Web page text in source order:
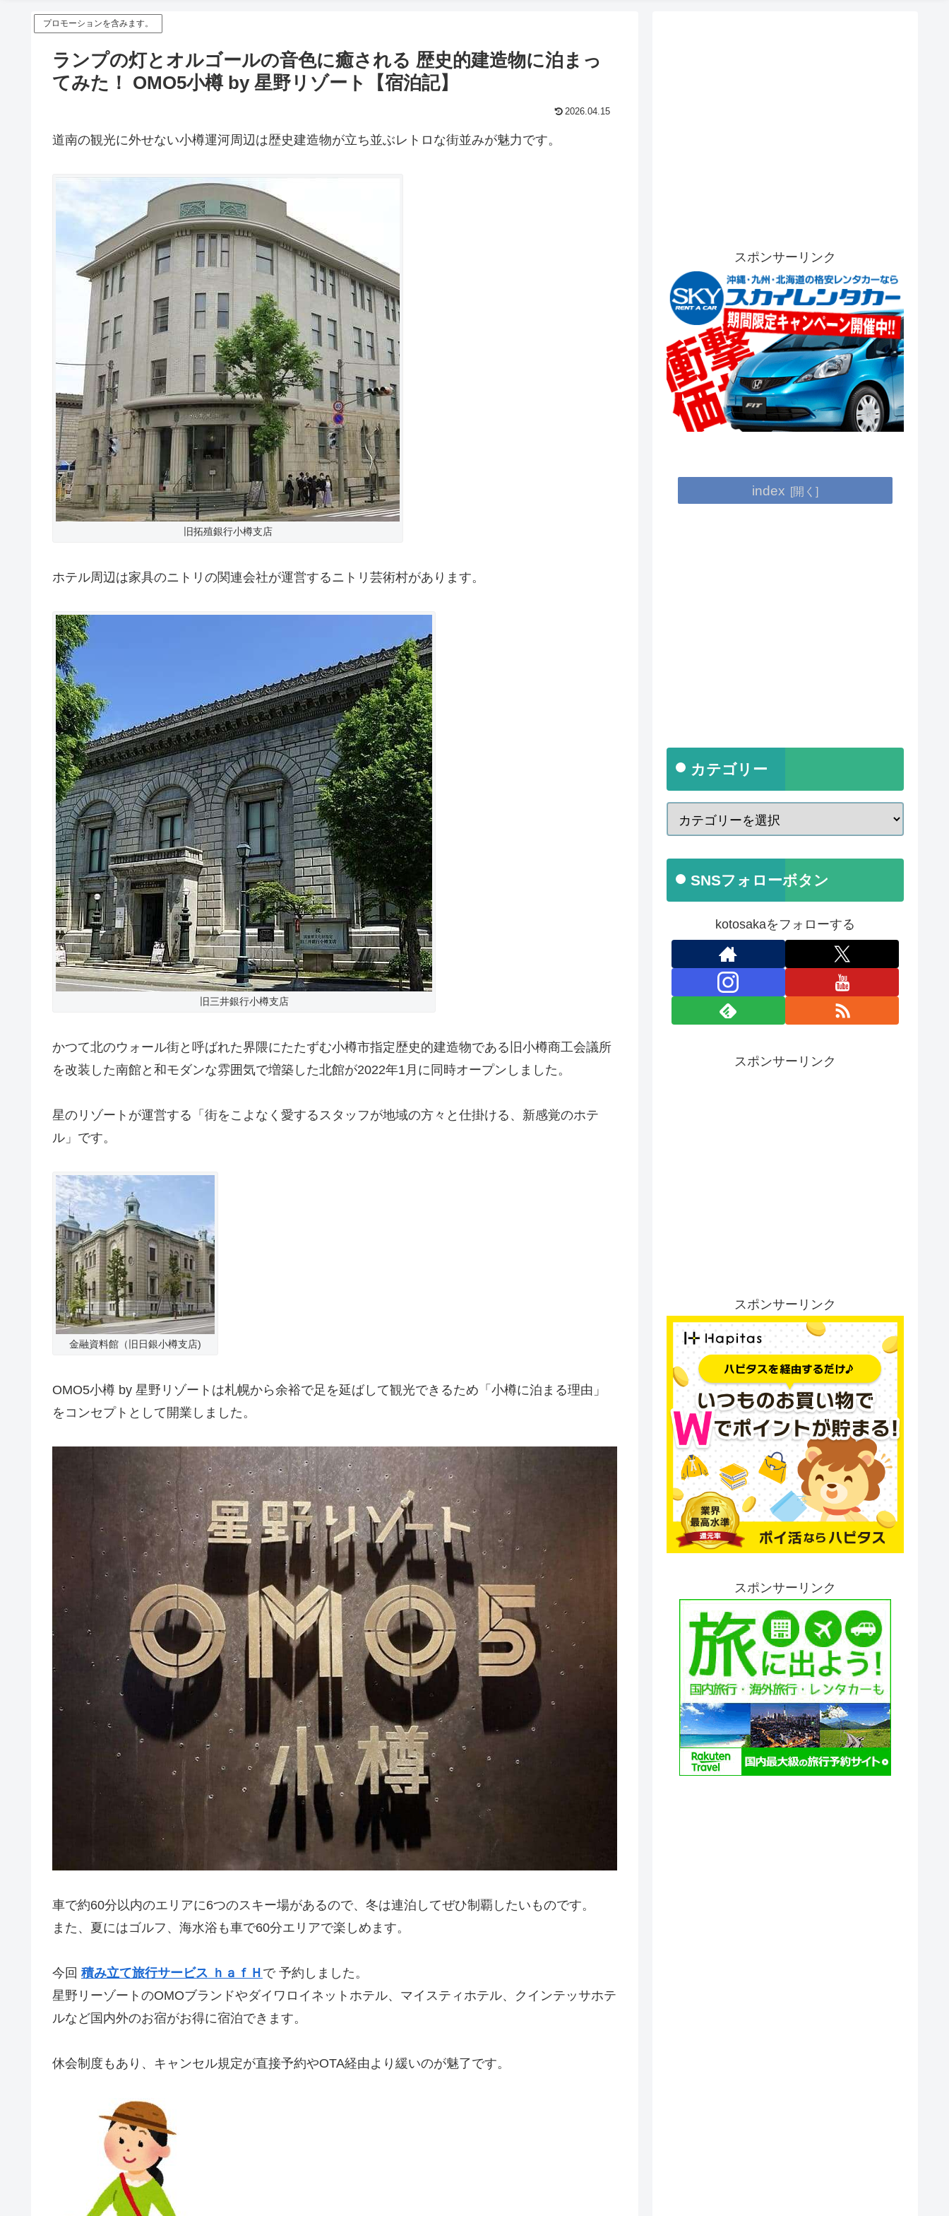
プロモーションを含みます。
ランプの灯とオルゴールの音色に癒される 歴史的建造物に泊まっ
てみた！ OMO5小樽 by 星野リゾート【宿泊記】
2026.04.15
道南の観光に外せない小樽運河周辺は歴史建造物が立ち並ぶレトロな街並みが魅力です。
旧拓殖銀行小樽支店
ホテル周辺は家具のニトリの関連会社が運営するニトリ芸術村があります。
旧三井銀行小樽支店
かつて北のウォール街と呼ばれた界隈にたたずむ小樽市指定歴史的建造物である旧小樽商工会議所
を改装した南館と和モダンな雰囲気で増築した北館が2022年1月に同時オープンしました。
星のリゾートが運営する「街をこよなく愛するスタッフが地域の方々と仕掛ける、新感覚のホテ
ル」です。
金融資料館（旧日銀小樽支店)
OMO5小樽 by 星野リゾートは札幌から余裕で足を延ばして観光できるため「小樽に泊まる理由」
をコンセプトとして開業しました。
車で約60分以内のエリアに6つのスキー場があるので、冬は連泊してぜひ制覇したいものです。
また、夏にはゴルフ、海水浴も車で60分エリアで楽しめます。
今回 積み立て旅行サービス ｈａｆＨ で 予約しました。
星野リーゾートのOMOブランドやダイワロイネットホテル、マイスティホテル、クインテッサホテ
ルなど国内外のお宿がお得に宿泊できます。
休会制度もあり、キャンセル規定が直接予約やOTA経由より緩いのが魅了です。
スポンサーリンク
index
カテゴリー
SNSフォローボタン
kotosakaをフォローする
スポンサーリンク
スポンサーリンク
スポンサーリンク